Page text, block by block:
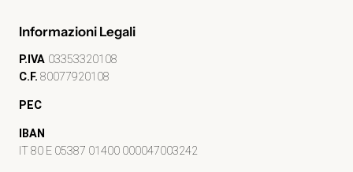
Informazioni Legali
P.IVA 03353320108
C.F. 80077920108
PEC
IBAN
IT 80 E 05387 01400 000047003242